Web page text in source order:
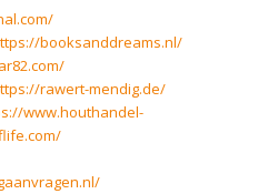
booksanddreams.nl/
rawert-mendig.de/
www.houthandel-